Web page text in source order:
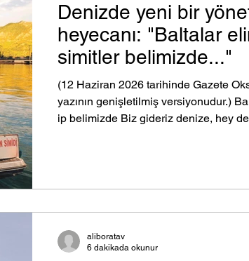
YolcularDenizde yeni bir
heyecanı: "Baltalar
simitler belimizde..."
(12 Haziran 2026 tarihinde Gazete
yazının genişletilmiş versiyonudur.)
ip belimizde Biz gideriz denize, hey
Genel Müdürü Sayın Ünal Baylan ve
aliboratav
6 dakikada okunur